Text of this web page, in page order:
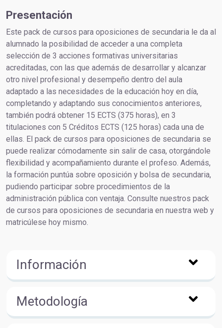
Presentación
Este pack de cursos para oposiciones de secundaria le da al
alumnado la posibilidad de acceder a una completa
selección de 3 acciones formativas universitarias
acreditadas, con las que además de desarrollar y alcanzar
otro nivel profesional y desempeño dentro del aula
adaptado a las necesidades de la educación hoy en día,
completando y adaptando sus conocimientos anteriores,
también podrá obtener 15 ECTS (375 horas), en 3
titulaciones con 5 Créditos ECTS (125 horas) cada una de
ellas. El pack de cursos para oposiciones de secundaria se
puede realizar cómodamente sin salir de casa, otorgándole
flexibilidad y acompañamiento durante el profeso. Además,
la formación puntúa sobre oposición y bolsa de secundaria,
pudiendo participar sobre procedimientos de la
administración pública con ventaja. Consulte nuestros pack
de cursos para oposiciones de secundaria en nuestra web y
matricúlese hoy mismo.
Información
Metodología